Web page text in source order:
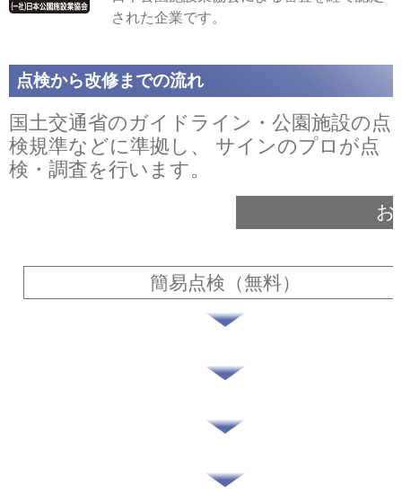
された企業です。
点検から改修までの流れ
国土交通省のガイドライン・公園施設の点
検規準などに準拠し、
サインのプロが点
検・調査を行います。
お
簡易点検（無料）